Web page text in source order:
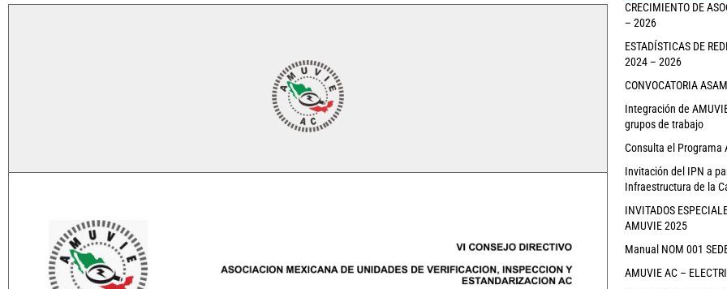
CRECIMIENTO DE
– 2026
ESTADÍSTICAS DE
2024 – 2026
CONVOCATORIA
Integración de
grupos de trabajo
Consulta el Programa
Invitación del IPN a
Infraestructura de la
INVITADOS
AMUVIE 2025
Manual NOM 001
AMUVIE AC –